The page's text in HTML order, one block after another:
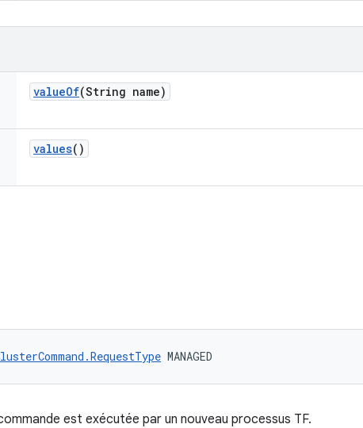
valueOf(String name)
values()
MANAGED
est exécutée par un nouveau processus TF.